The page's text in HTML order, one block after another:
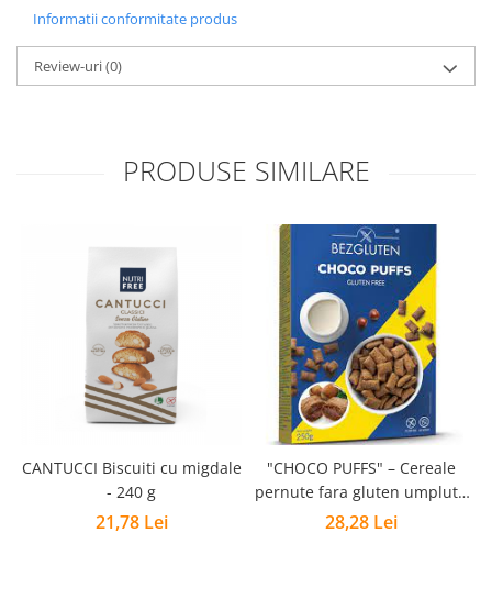
Informatii conformitate produs
Review-uri(0)
PRODUSE SIMILARE
CANTUCCI Biscuiti cu migdale
- 240 g
21,78 Lei
"CHOCO PUFFS" – Cereale
pernute fara gluten umplute
cu crema de alune - 250g
28,28 Lei